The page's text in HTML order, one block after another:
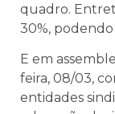
quadro.
30%, podendo
E em
feira, 08/03,
entidades